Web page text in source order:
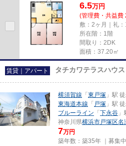
6.5万円
(管理費・共益費
敷：2ヶ月｜礼：
所在階：1階
間取り：2DK
面積：37.20㎡
賃貸｜アパート タチカワテラスハウス
横須賀線 「 東戸塚 」駅
東海道本線 「 戸塚 」駅
ブルーライン 「 下永谷
神奈川県横浜市戸塚区名
7万円
築年数：築35年 ｜募集中